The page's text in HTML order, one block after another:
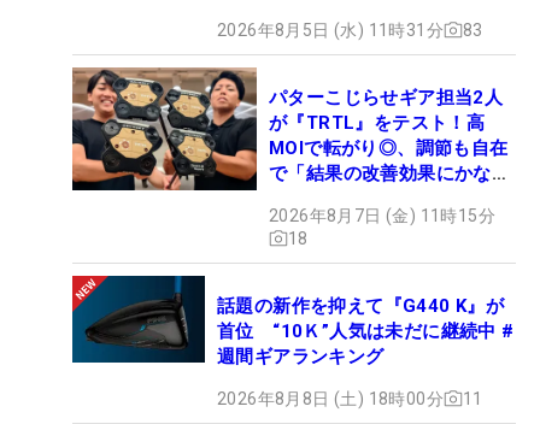
2026年8月5日 (水) 11時31分 83
パターこじらせギア担当2人
が『TRTL』をテスト！高
MOIで転がり◎、調節も自在
で「結果の改善効果にかなり
2026年8月7日 (金) 11時15分
18
話題の新作を抑えて『G440 K』が
首位 “10Ｋ”人気は未だに継続中 #
週間ギアランキング
2026年8月8日 (土) 18時00分 11